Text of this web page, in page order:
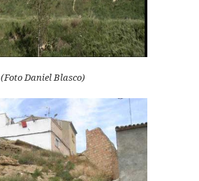
(Foto Daniel Blasco)